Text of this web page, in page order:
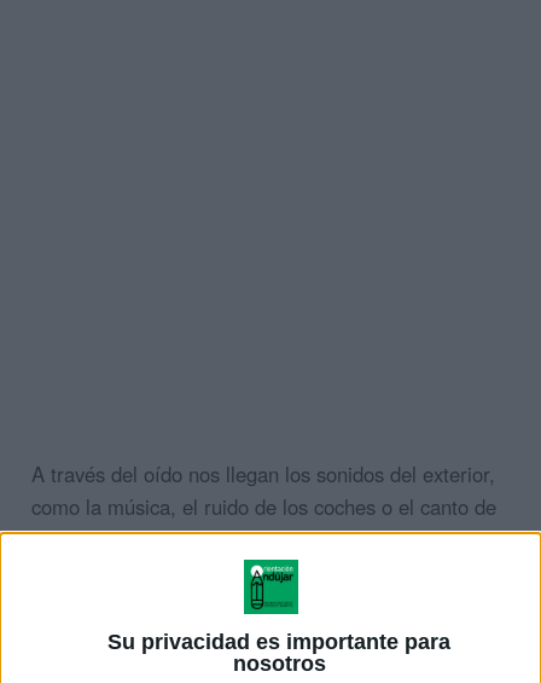
Su privacidad es importante para
nosotros
A través del oído nos llegan los sonidos del exterior,
como la música, el ruido de los coches o el canto de
los pájaros.
El olfato está en nuestra nariz; por ella se cuelan
olores, a veces agradables como el que desprende
un bizcocho recién horneado, y otras olores